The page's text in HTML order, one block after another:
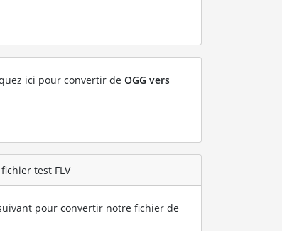
ici pour convertir de OGG vers
test FLV
pour convertir notre fichier de